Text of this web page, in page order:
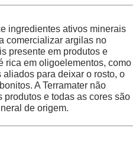
ingredientes ativos minerais
comercializar argilas no
presente em produtos e
rica em oligoelementos, como
para deixar o rosto, o
A Terramater não
e todas as cores são
de origem.